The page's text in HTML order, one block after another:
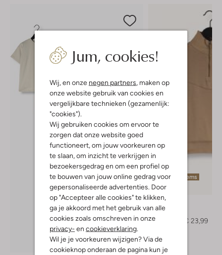
Jum, cookies!
Wij, en onze negen partners , maken op
onze website gebruik van cookies en
vergelijkbare technieken (gezamenlijk:
"cookies").
Wij gebruiken cookies om ervoor te
zorgen dat onze website goed
functioneert, om jouw voorkeuren op
te slaan, om inzicht te verkrijgen in
bezoekersgedrag en om een profiel op
te bouwen van jouw online gedrag voor
gepersonaliseerde advertenties. Door
op "Accepteer alle cookies" te klikken,
ga je akkoord met het gebruik van alle
cookies zoals omschreven in onze
privacy- en cookieverklaring
Wil je je voorkeuren wijzigen? Via de
cookieknop onderaan de pagina kun je
Ontdek de look
Laatste items
-40%
Raizzed
Sweater
€ 23,99